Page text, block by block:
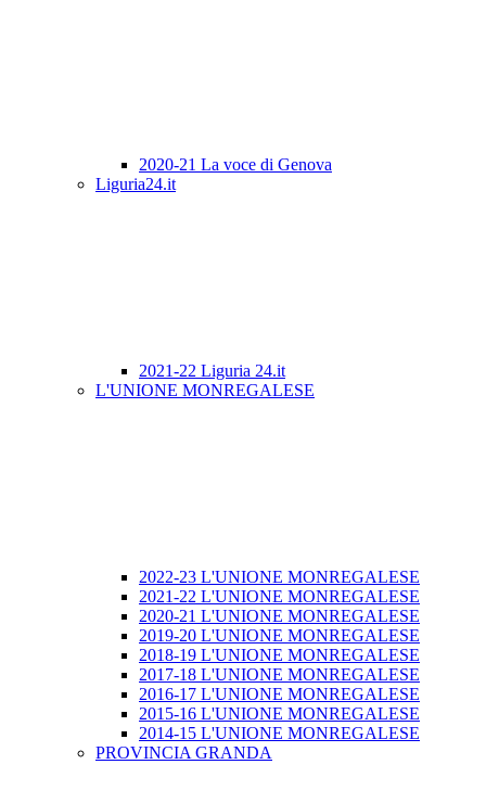
2020-21 La voce di Genova
Liguria24.it
2021-22 Liguria 24.it
L'UNIONE MONREGALESE
2022-23 L'UNIONE MONREGALESE
2021-22 L'UNIONE MONREGALESE
2020-21 L'UNIONE MONREGALESE
2019-20 L'UNIONE MONREGALESE
2018-19 L'UNIONE MONREGALESE
2017-18 L'UNIONE MONREGALESE
2016-17 L'UNIONE MONREGALESE
2015-16 L'UNIONE MONREGALESE
2014-15 L'UNIONE MONREGALESE
PROVINCIA GRANDA